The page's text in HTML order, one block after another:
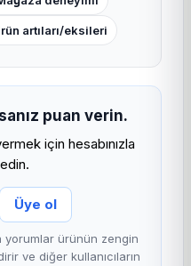
artıları/eksileri
puan verin.
için hesabınızla
Üye ol
yorumlar ürünün zengin
ve diğer kullanıcıların